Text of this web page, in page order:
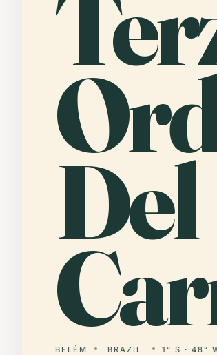
Del
BELÉM BRAZIL 1° S · 48°